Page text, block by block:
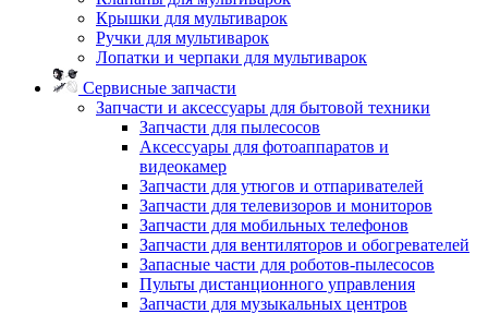
Крышки для мультиварок
Ручки для мультиварок
Лопатки и черпаки для мультиварок
Сервисные запчасти
Запчасти и аксессуары для бытовой техники
Запчасти для пылесосов
Аксессуары для фотоаппаратов и
видеокамер
Запчасти для утюгов и отпаривателей
Запчасти для телевизоров и мониторов
Запчасти для мобильных телефонов
Запчасти для вентиляторов и обогревателей
Запасные части для роботов-пылесосов
Пульты дистанционного управления
Запчасти для музыкальных центров